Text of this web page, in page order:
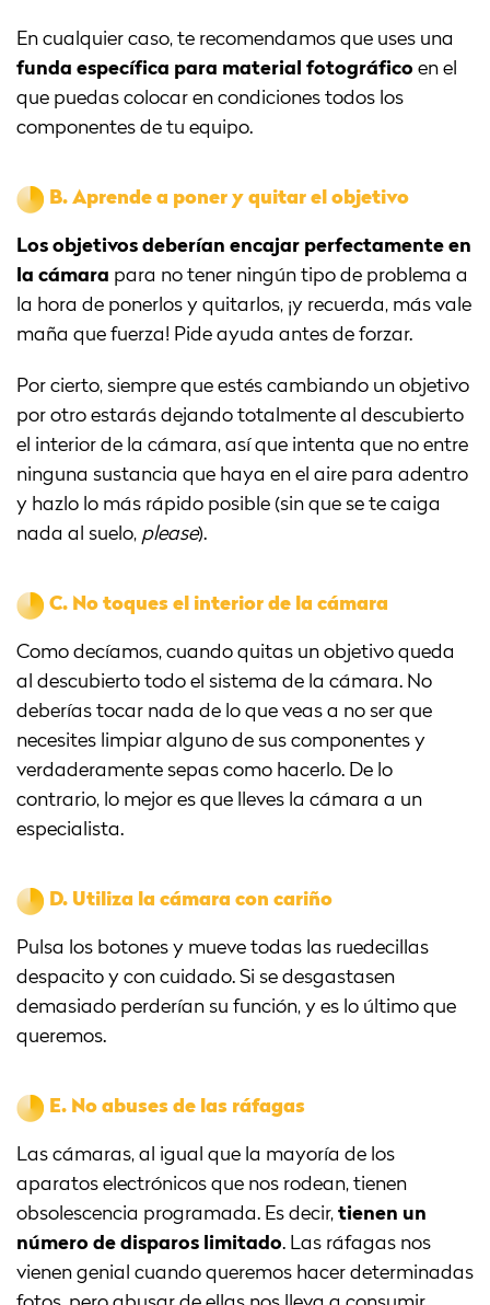
En cualquier caso, te recomendamos que uses una
funda específica para material fotográfico en el
que puedas colocar en condiciones todos los
componentes de tu equipo.
B. Aprende a poner y quitar el objetivo
Los objetivos deberían encajar perfectamente en
la cámara para no tener ningún tipo de problema a
la hora de ponerlos y quitarlos, ¡y recuerda, más vale
maña que fuerza! Pide ayuda antes de forzar.
Por cierto, siempre que estés cambiando un objetivo
por otro estarás dejando totalmente al descubierto
el interior de la cámara, así que intenta que no entre
ninguna sustancia que haya en el aire para adentro
y hazlo lo más rápido posible (sin que se te caiga
nada al suelo, please).
C. No toques el interior de la cámara
Como decíamos, cuando quitas un objetivo queda
al descubierto todo el sistema de la cámara. No
deberías tocar nada de lo que veas a no ser que
necesites limpiar alguno de sus componentes y
verdaderamente sepas como hacerlo. De lo
contrario, lo mejor es que lleves la cámara a un
especialista.
D. Utiliza la cámara con cariño
Pulsa los botones y mueve todas las ruedecillas
despacito y con cuidado. Si se desgastasen
demasiado perderían su función, y es lo último que
queremos.
E. No abuses de las ráfagas
Las cámaras, al igual que la mayoría de los
aparatos electrónicos que nos rodean, tienen
obsolescencia programada. Es decir, tienen un
número de disparos limitado. Las ráfagas nos
vienen genial cuando queremos hacer determinadas